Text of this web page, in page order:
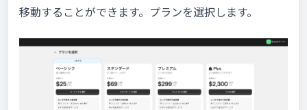
移動することができます。プランを選択します。